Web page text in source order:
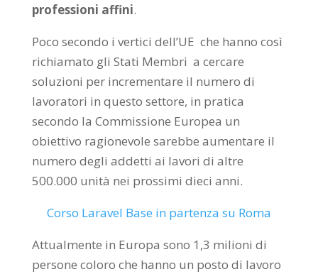
professioni affini.
Poco secondo i vertici dell’UE che hanno così
richiamato gli Stati Membri a cercare
soluzioni per incrementare il numero di
lavoratori in questo settore, in pratica
secondo la Commissione Europea un
obiettivo ragionevole sarebbe aumentare il
numero degli addetti ai lavori di altre
500.000 unità nei prossimi dieci anni.
Corso Laravel Base in partenza su Roma
Attualmente in Europa sono 1,3 milioni di
persone coloro che hanno un posto di lavoro